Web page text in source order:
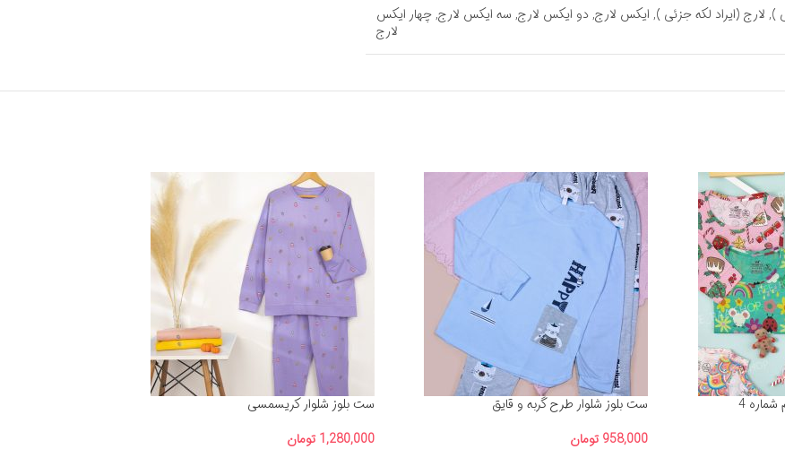
)
, لارج (ایراد لکه جزئی ), ایکس لارج,دو ایکس لارج, سه ایکس لارج,چهار ایکس
لارج
ست بلوز شلوار طرح گربه و قایق
958,000 تومان
ست بلوز شلوار کریسمسی
1,280,000 تومان